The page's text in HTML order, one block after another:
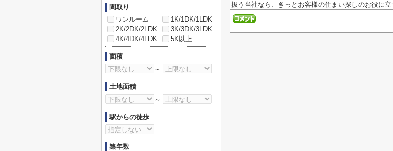
扱う当社なら、きっとお客様の住まい探しのお役に
間取り
ワンルーム
1K/1DK/1LDK
2K/2DK/2LDK
3K/3DK/3LDK
4K/4DK/4LDK
5K以上
面積
～
土地面積
～
駅からの徒歩
築年数